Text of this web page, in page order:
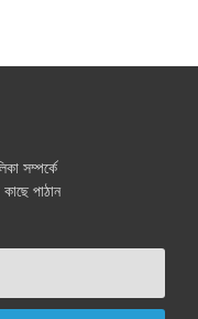
সম্পর্কে
পাঠান